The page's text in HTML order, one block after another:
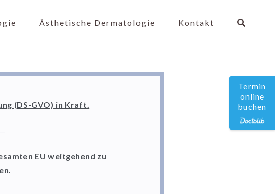
Ästhetische Dermatologie Kontakt
(DS-GVO) in Kraft.
EU weitgehend zu
Termin
online
buchen